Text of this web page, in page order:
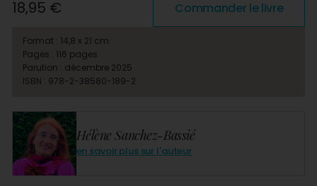
Hélène Sanchez-Bassié
en savoir plus sur l'auteur
18,95 € Commander le livre
Format : 14,8 x 21 cm
Pages : 116 pages
Parution : décembre 2025
ISBN : 978-2-38580-189-2